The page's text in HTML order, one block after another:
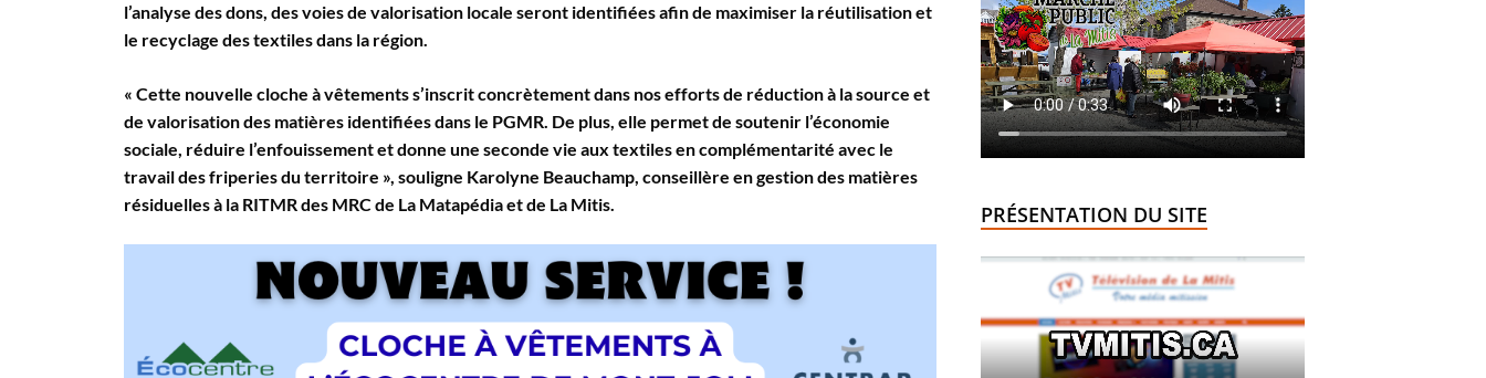
l’analyse des dons, des voies de valorisation locale seront identifiées afin de maximiser la réutilisation et
le recyclage des textiles dans la région.
« Cette nouvelle cloche à vêtements s’inscrit concrètement dans nos efforts de réduction à la source et
de valorisation des matières identifiées dans le PGMR. De plus, elle permet de soutenir l’économie
sociale, réduire l’enfouissement et donne une seconde vie aux textiles en complémentarité avec le
travail des friperies du territoire », souligne Karolyne Beauchamp, conseillère en gestion des matières
résiduelles à la RITMR des MRC de La Matapédia et de La Mitis.
PRÉSENTATION DU SITE